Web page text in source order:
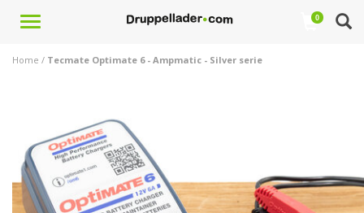
Toggle
0
Home / Tecmate Optimate 6 - Ampmatic - Silver serie